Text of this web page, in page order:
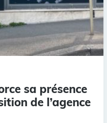
sa présence
de l’agence